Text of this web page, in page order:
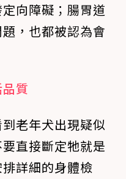
向障礙；腸胃道
，也都被認為會
質
老年犬出現疑似
要直接斷定牠就是
詳細的身體檢